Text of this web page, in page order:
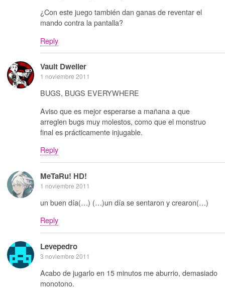
¿Con este juego también dan ganas de reventar el
mando contra la pantalla?
Reply
Vault Dweller
1 noviembre 2011
BUGS, BUGS EVERYWHERE
Aviso que es mejor esperarse a mañana a que
arreglen bugs muy molestos, como que el monstruo
final es prácticamente injugable.
Reply
MeTaRu! HD!
1 noviembre 2011
un buen día(…) (…)un día se sentaron y crearon(…)
Reply
Levepedro
3 noviembre 2011
Acabo de jugarlo en 15 minutos me aburrio, demasiado
monotono.